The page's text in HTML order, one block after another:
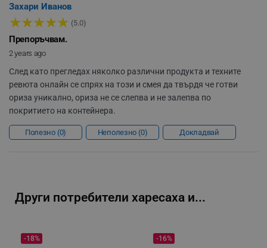
Захари Иванов
★★★★★ (5.0)
Препоръчвам.
2 years ago
След като прегледах няколко различни продукта и техните
ревюта онлайн се спрях на този и смея да твърдя че готви
ориза уникално, ориза не се слепва и не залепва по
покритието на контейнера.
Полезно 0 Неполезно 0 Докладвай
Други потребители харесаха и...
-18% -16%
segmentifyExtension
sgfUserUpdateData .alleop.bg
rlv_mode